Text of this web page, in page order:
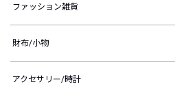
ファッション雑貨
財布/小物
アクセサリー/時計